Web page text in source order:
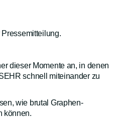
dieser Momente an, in denen
schnell miteinander zu
wie brutal Graphen-
können.